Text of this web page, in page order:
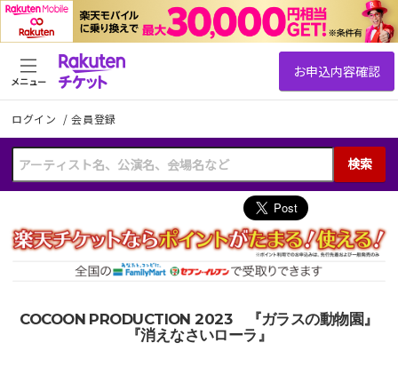
ログイン /会員登録
検索
メニュー
COCOON PRODUCTION 2023 『ガラスの動物園』
『消えなさいローラ』